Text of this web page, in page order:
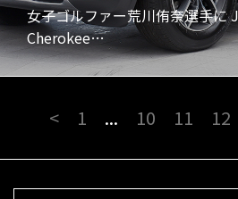
女子ゴルファー荒川侑奈選手に
Cherokee…
< 1 ... 10 11 12